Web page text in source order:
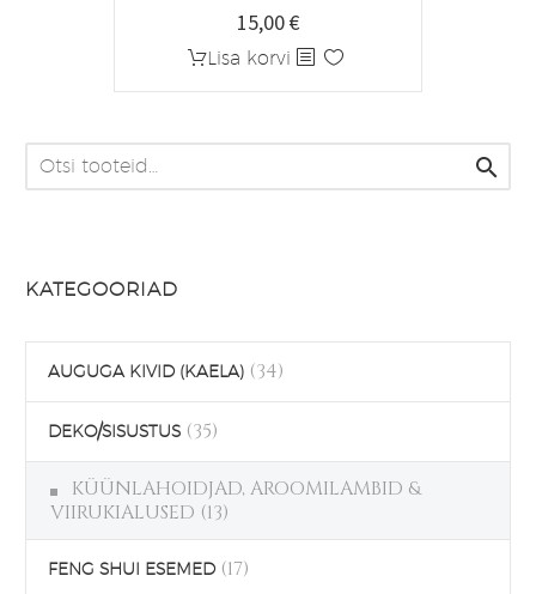
15,00€
Lisa korvi

KATEGOORIAD
AUGUGA KIVID (KAELA) (34)
DEKO/SISUSTUS (35)
KÜÜNLAHOIDJAD, AROOMILAMBID &
VIIRUKIALUSED (13)
FENG SHUI ESEMED (17)